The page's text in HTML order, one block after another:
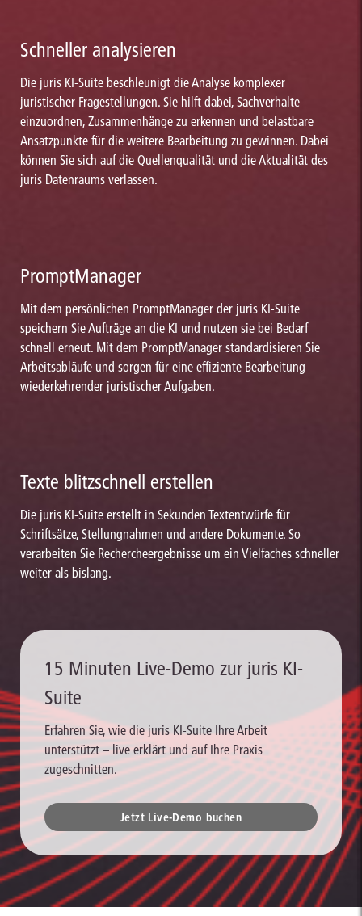
Schneller analysieren
Die juris KI-Suite beschleunigt die Analyse komplexer
juristischer Fragestellungen. Sie hilft dabei, Sachverhalte
einzuordnen, Zusammenhänge zu erkennen und belastbare
Ansatzpunkte für die weitere Bearbeitung zu gewinnen. Dabei
können Sie sich auf die Quellenqualität und die Aktualität des
juris Datenraums verlassen.
PromptManager
Mit dem persönlichen PromptManager der juris KI-Suite
speichern Sie Aufträge an die KI und nutzen sie bei Bedarf
schnell erneut. Mit dem PromptManager standardisieren Sie
Arbeitsabläufe und sorgen für eine effiziente Bearbeitung
wiederkehrender juristischer Aufgaben.
Texte blitzschnell erstellen
Die juris KI-Suite erstellt in Sekunden Textentwürfe für
Schriftsätze, Stellungnahmen und andere Dokumente. So
verarbeiten Sie Rechercheergebnisse um ein Vielfaches schneller
weiter als bislang.
15 Minuten Live-Demo zur juris KI-
Suite
Erfahren Sie, wie die juris KI-Suite Ihre Arbeit
unterstützt – live erklärt und auf Ihre Praxis
zugeschnitten.
Jetzt Live-Demo buchen